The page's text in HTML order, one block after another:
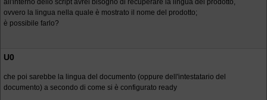
all'interno dello script avrei bisogno di recuperare la lingua del prodotto,
ovvero la lingua nella quale è mostrato il nome del prodotto;
è possibile farlo?
U0
che poi sarebbe la lingua del documento (oppure dell'intestatario del
documento) a secondo di come si è configurato ready